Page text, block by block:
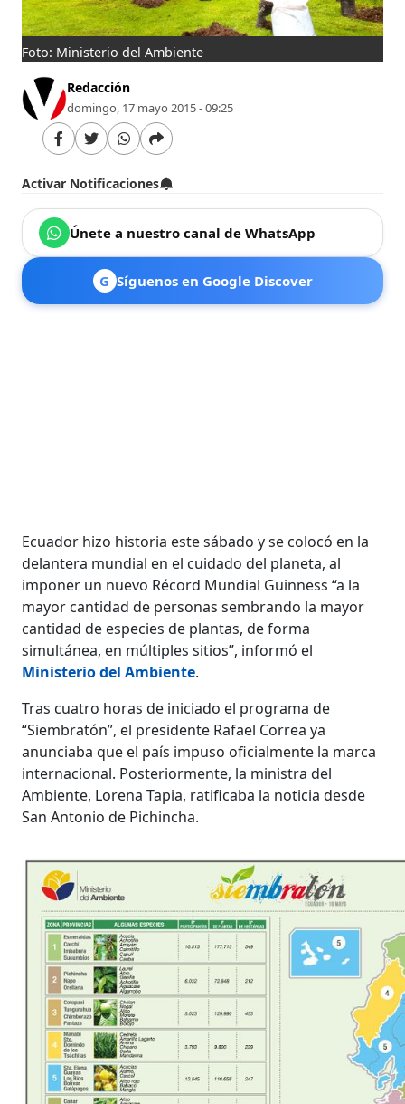
Foto: Ministerio del Ambiente
Redacción
domingo, 17 mayo 2015 - 09:25
Activar Notificaciones
Únete a nuestro canal de WhatsApp
G Síguenos en Google Discover
Ecuador hizo historia este sábado y se colocó en la
delantera mundial en el cuidado del planeta, al
imponer un nuevo Récord Mundial Guinness “a la
mayor cantidad de personas sembrando la mayor
cantidad de especies de plantas, de forma
simultánea, en múltiples sitios”, informó el
Ministerio del Ambiente.
Tras cuatro horas de iniciado el programa de
“Siembratón”, el presidente Rafael Correa ya
anunciaba que el país impuso oficialmente la marca
internacional. Posteriormente, la ministra del
Ambiente, Lorena Tapia, ratificaba la noticia desde
San Antonio de Pichincha.